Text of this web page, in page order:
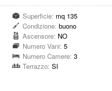
Superficie: mq 135
Condizione: buono
Ascensore: NO
Numero Vani: 5
Numero Camere: 3
Terrazzo: SI